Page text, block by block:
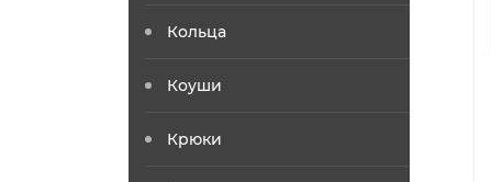
Кольца
Коуши
Крюки